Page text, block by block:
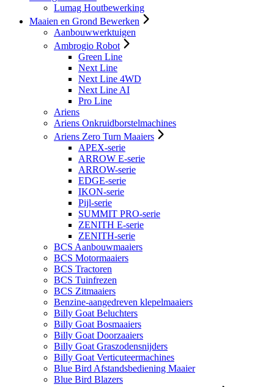
Lumag Houtbewerking
Maaien en Grond Bewerken
Aanbouwwerktuigen
Ambrogio Robot
Green Line
Next Line
Next Line 4WD
Next Line AI
Pro Line
Ariens
Ariens Onkruidborstelmachines
Ariens Zero Turn Maaiers
APEX-serie
ARROW E-serie
ARROW-serie
EDGE-serie
IKON-serie
Pijl-serie
SUMMIT PRO-serie
ZENITH E-serie
ZENITH-serie
BCS Aanbouwmaaiers
BCS Motormaaiers
BCS Tractoren
BCS Tuinfrezen
BCS Zitmaaiers
Benzine-aangedreven klepelmaaiers
Billy Goat Beluchters
Billy Goat Bosmaaiers
Billy Goat Doorzaaiers
Billy Goat Graszodensnijders
Billy Goat Verticuteermachines
Blue Bird Afstandsbediening Maaier
Blue Bird Blazers